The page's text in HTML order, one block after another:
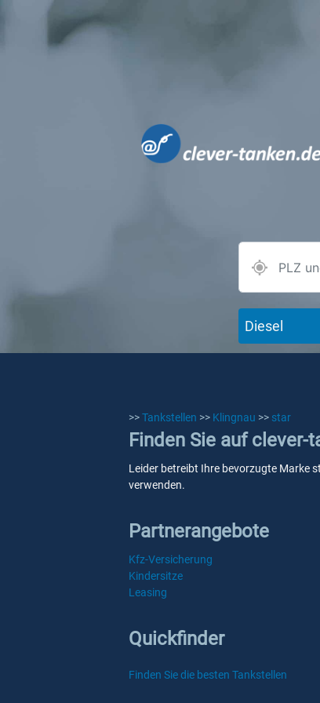
Diesel
>>Tankstellen >> Klingnau >> star
Finden Sie auf
Leider betreibt Ihre bevorzugte Marke
verwenden.
Partnerangebote
Kfz-Versicherung
Kindersitze
Leasing
Quickfinder
Finden Sie die besten Tankstellen